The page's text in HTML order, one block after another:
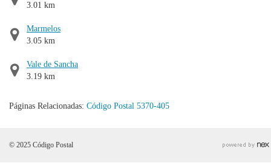
3.01 km
Marmelos
3.05 km
Vale de Sancha
3.19 km
Páginas Relacionadas: Código Postal 5370-405
© 2025 Código Postal